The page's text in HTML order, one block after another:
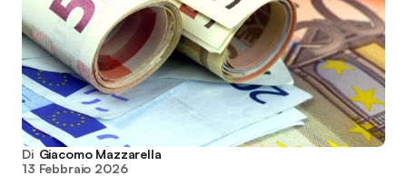
Di Giacomo Mazzarella
13 Febbraio 2026